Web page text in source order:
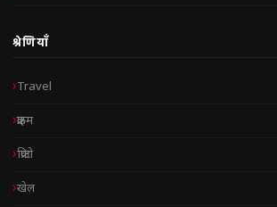
श्रेणियाँ
Travel
क्राइम
क्रिप्टो
खेल